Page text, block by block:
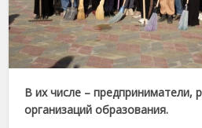
В их числе – предприниматели,
организаций образования.